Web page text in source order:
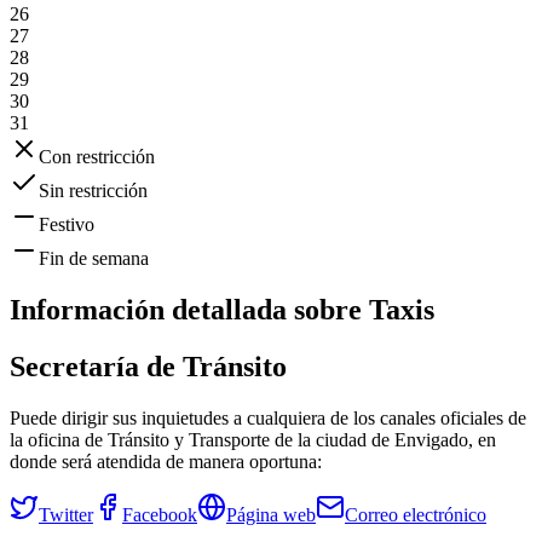
26
27
28
29
30
31
Con restricción
Sin restricción
Festivo
Fin de semana
Información detallada sobre Taxis
Secretaría de Tránsito
Puede dirigir sus inquietudes a cualquiera de los canales oficiales de
la oficina de Tránsito y Transporte de la ciudad de Envigado, en
donde será atendida de manera oportuna:
Twitter Facebook Página web Correo electrónico